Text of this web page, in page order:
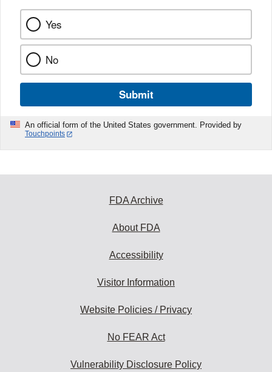
Yes
No
Submit
An official form of the United States government. Provided by
Touchpoints
FDA Archive
About FDA
Accessibility
Visitor Information
Website Policies / Privacy
No FEAR Act
Vulnerability Disclosure Policy